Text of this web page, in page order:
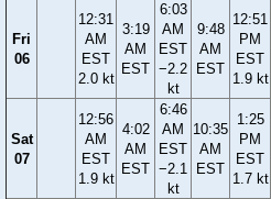
Fri
06
12:31
AM
EST
2.0 kt
3:19
AM
EST
6:03
AM
EST
−2.2
kt
9:48
AM
EST
12:51
PM
EST
1.9 kt
Sat
07
12:56
AM
EST
1.9 kt
4:02
AM
EST
6:46
AM
EST
−2.1
kt
10:35
AM
EST
1:25
PM
EST
1.7 kt